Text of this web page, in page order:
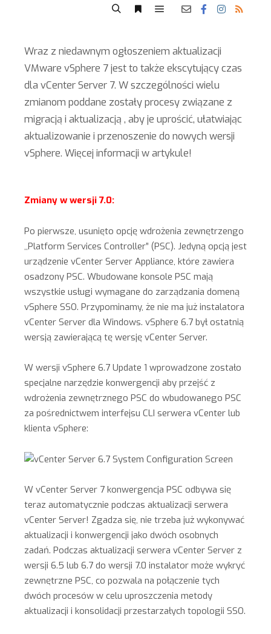
Wraz z niedawnym ogłoszeniem aktualizacji
VMware vSphere 7 jest to także ekscytujący czas
dla vCenter Server 7. W szczególności wielu
zmianom poddane zostały procesy związane z
migracją i aktualizacją , aby je uprościć, ułatwiając
aktualizowanie i przenoszenie do nowych wersji
vSphere. Więcej informacji w artykule!
Zmiany w wersji 7.0:
Po pierwsze, usunięto opcję wdrożenia zewnętrzengo
,,Platform Services Controller” (PSC). Jedyną opcją jest
urządzenie vCenter Server Appliance, które zawiera
osadzony PSC. Wbudowane konsole PSC mają
wszystkie usługi wymagane do zarządzania domeną
vSphere SSO. Przypominamy, że nie ma już instalatora
vCenter Server dla Windows. vSphere 6.7 był ostatnią
wersją zawierającą tę wersję vCenter Server.
W wersji vSphere 6.7 Update 1 wprowadzone zostało
specjalne narzędzie konwergencji aby przejść z
wdrożenia zewnętrznego PSC do wbudowanego PSC
za pośrednictwem interfejsu CLI serwera vCenter lub
klienta vSphere:
W vCenter Server 7 konwergencja PSC odbywa się
teraz automatycznie podczas aktualizacji serwera
vCenter Server! Zgadza się, nie trzeba już wykonywać
aktualizacji i konwergencji jako dwóch osobnych
zadań. Podczas aktualizacji serwera vCenter Server z
wersji 6.5 lub 6.7 do wersji 7.0 instalator może wykryć
zewnętrzne PSC, co pozwala na połączenie tych
dwóch procesów w celu uproszczenia metody
aktualizacji i konsolidacji przestarzałych topologii SSO.